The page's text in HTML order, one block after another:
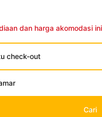
dan harga akomodasi ini
check-out
Cari